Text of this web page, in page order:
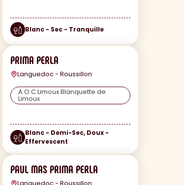
Blanc - Sec - Tranquille
PRIMA PERLA
Languedoc - Roussillon
A.O.C Limoux Blanquette de
Limoux
Blanc - Demi-Sec, Doux -
Effervescent
PAUL MAS PRIMA PERLA